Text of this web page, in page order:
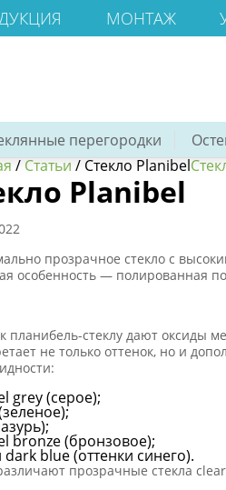
МОНТАЖ
перегородки
/ Статьи / Стекло Planibel
Planibel
прозрачное стекло с
особенность — полированная
планибель-стеклу дают оксиды
не только оттенок, но и
grey (серое);
bronze (бронзовое);
blue (оттенки синего).
прозрачные стекла